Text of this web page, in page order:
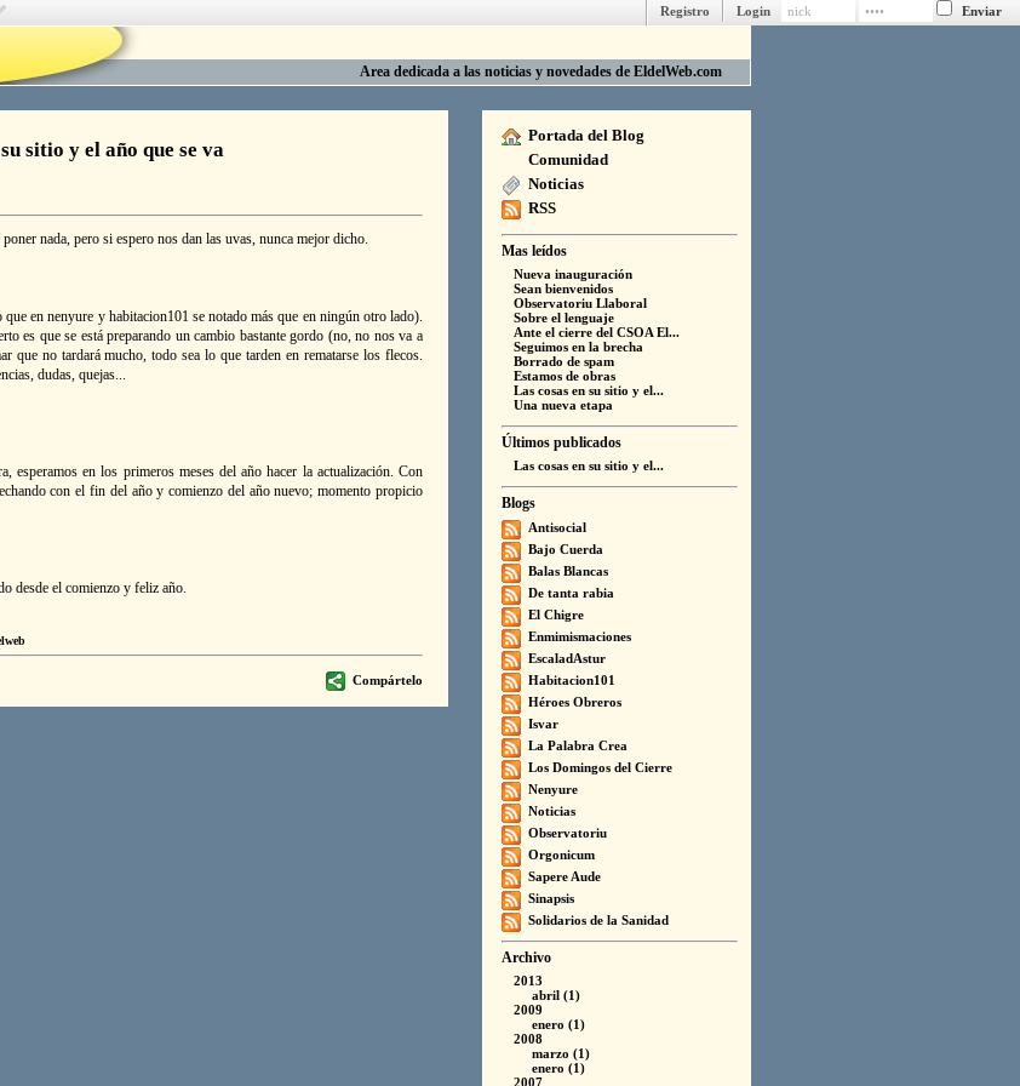
Login
Registro
Area dedicada a las noticias y novedades de EldelWeb.com
Portada del Blog
Comunidad
Noticias
RSS
Mas leídos
Nueva inauguración
Sean bienvenidos
Observatoriu Llaboral
Sobre el lenguaje
Ante el cierre del CSOA El...
Seguimos en la brecha
Borrado de spam
Estamos de obras
Las cosas en su sitio y el...
Una nueva etapa
Últimos publicados
Las cosas en su sitio y el...
Blogs
Antisocial
Bajo Cuerda
Balas Blancas
De tanta rabia
El Chigre
Enmimismaciones
EscaladAstur
Habitacion101
Héroes Obreros
Isvar
La Palabra Crea
Los Domingos del Cierre
Nenyure
Noticias
Observatoriu
Orgonicum
Sapere Aude
Sinapsis
Solidarios de la Sanidad
Archivo
2013
abril (1)
2009
enero (1)
2008
marzo (1)
enero (1)
2007
sitio y el año que se va
nada, pero si espero nos dan las uvas, nunca mejor dicho.
en nenyure y habitacion101 se notado más que en ningún otro lado).
es que se está preparando un cambio bastante gordo (no, no nos va a
que no tardará mucho, todo sea lo que tarden en rematarse los flecos.
dudas, quejas...
esperamos en los primeros meses del año hacer la actualización. Con
con el fin del año y comienzo del año nuevo; momento propicio
desde el comienzo y feliz año.
Compártelo